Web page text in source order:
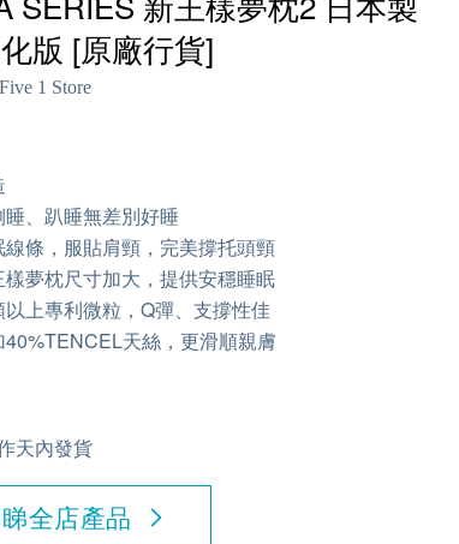
版 [原廠行貨]
Five 1 Store
睡、趴睡無差別好睡
條，服貼肩頸，完美撐托頭頸
樣夢枕尺寸加大，提供安穩睡眠
以上專利微粒，Q彈、支撐性佳
天絲，更滑順親膚
天內發貨
全店產品